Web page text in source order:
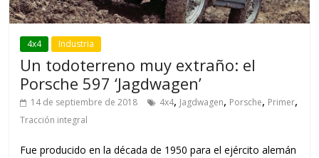
4x4 Industria
Un todoterreno muy extraño: el
Porsche 597 ‘Jagdwagen’
14 de septiembre de 2018 4x4, Jagdwagen, Porsche, Primer,
Tracción integral
Fue producido en la década de 1950 para el ejército alemán